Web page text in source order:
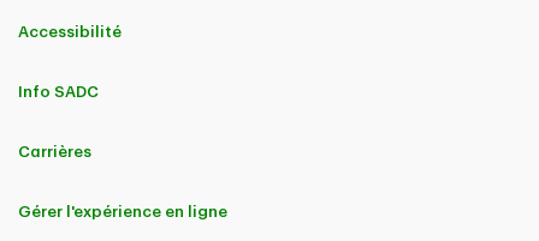
Accessibilité
Info SADC
Carrières
Gérer l'expérience en ligne